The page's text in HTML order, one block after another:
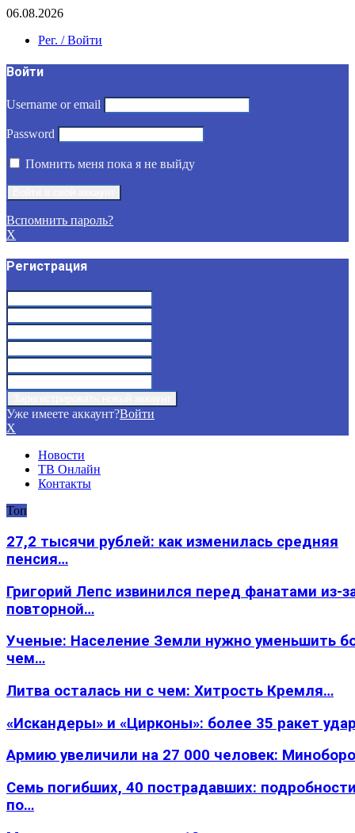
06.08.2026
Рег. / Войти
Войти
Username or email
Password
Помнить меня пока я не выйду
Вспомнить пароль?
X
Регистрация
Уже имеете аккаунт?Войти
X
Новости
ТВ Онлайн
Контакты
Топ
27,2 тысячи рублей: как изменилась средняя
пенсия…
Григорий Лепс извинился перед фанатами из-
повторной…
Ученые: Население Земли нужно уменьшить
чем…
Литва осталась ни с чем: Хитрость Кремля…
«Искандеры» и «Цирконы»: более 35 ракет
Армию увеличили на 27 000 человек:
Семь погибших, 40 пострадавших:
по…